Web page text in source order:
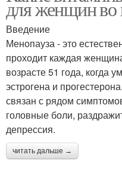
для женщин во
Введение
Менопауза - это
проходит каждая
возрасте 51 года, когда
эстрогена и
связан с рядом
головные боли,
депрессия.
читать дальше →